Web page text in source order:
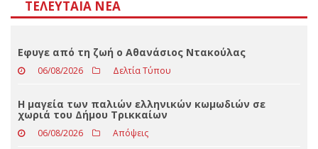
ΤΕΛΕΥΤΑΊΑ ΝΈΑ
Εφυγε από τη ζωή ο Αθανάσιος Ντακούλας
06/08/2026 Δελτία Τύπου